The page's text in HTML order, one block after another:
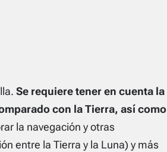
Se requiere tener en cuenta la
con la Tierra, así como
la navegación y otras
entre la Tierra y la Luna) y más